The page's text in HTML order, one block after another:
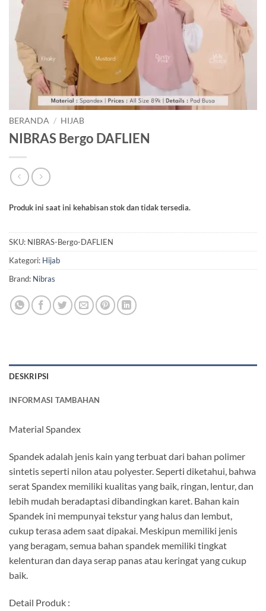
BERANDA / HIJAB
NIBRAS Bergo DAFLIEN
Produk ini saat ini kehabisan stok dan tidak tersedia.
SKU: NIBRAS-Bergo-DAFLIEN
Kategori: Hijab
Brand: Nibras
DESKRIPSI
INFORMASI TAMBAHAN
Material Spandex
Spandek adalah jenis kain yang terbuat dari bahan polimer
sintetis seperti nilon atau polyester. Seperti diketahui, bahwa
serat Spandex memiliki kualitas yang baik, ringan, lentur, dan
lebih mudah beradaptasi dibandingkan karet. Bahan kain
Spandek ini mempunyai tekstur yang halus dan lembut,
cukup terasa adem saat dipakai. Meskipun memiliki jenis
yang beragam, semua bahan spandek memiliki tingkat
kelenturan dan daya serap panas atau keringat yang cukup
baik.
Detail Produk :